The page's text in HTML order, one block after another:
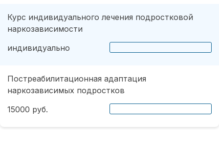
Курс индивидуального лечения подростковой
наркозависимости
индивидуально
Постреабилитационная адаптация
наркозависимых подростков
15000 руб.